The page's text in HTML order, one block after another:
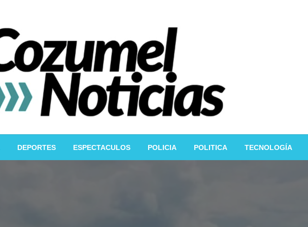
DEPORTES ESPECTACULOS POLICIA POLITICA TECNOLOGÍA